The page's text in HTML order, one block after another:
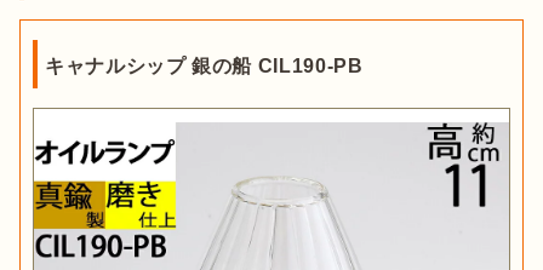
キャナルシップ 銀の船 CIL190-PB